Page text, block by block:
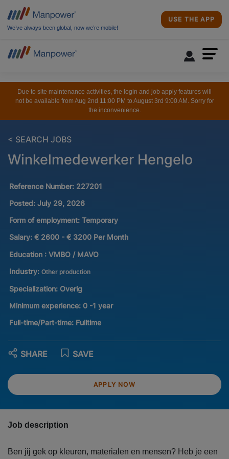
We’ve always been global, now we’re mobile!
USE THE APP
Due to site maintenance activities, the login and job apply features will
not be available from Aug 2nd 11:00 PM to August 3rd 9:00 AM. Sorry for
the inconvenience.
< SEARCH JOBS
Winkelmedewerker Hengelo
Reference Number: 227201
Posted: July 29, 2026
Form of employment: Temporary
Salary: € 2600 - € 3200 Per Month
Education : VMBO / MAVO
Industry: Other production
Specialization: Overig
Minimum experience: 0 -1 year
Full-time/Part-time: Fulltime
APPLY NOW
SAVE
SHARE
Job description
Ben jij gek op kleuren, materialen en mensen? Heb je een